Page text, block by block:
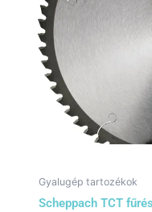
Gyalugép tartozékok
Scheppach TCT